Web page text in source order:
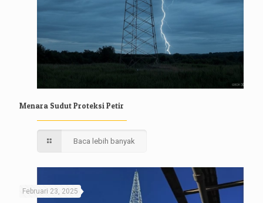
Menara Sudut Proteksi Petir
Baca lebih banyak
Februari 23, 2025